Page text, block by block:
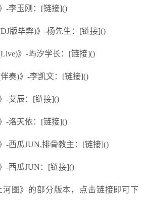
-李玉刚：[链接]()
版毕弊)》-杨先生：[链接]()
》-屿汐学长：[链接]()
奏)》-李凯文：[链接]()
-艾辰：[链接]()
-洛天依：[链接]()
-西瓜JUN,排骨教主：[链接]()
-西瓜JUN：[链接]()
河图》的部分版本，点击链接即可下